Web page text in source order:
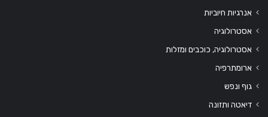
אנרגיות חיוביות
אסטרולוגיה
אסטרולוגיה, כוכבים ומזלות
ארומתרפיה
גוף ונפש
דיאטה ותזונה